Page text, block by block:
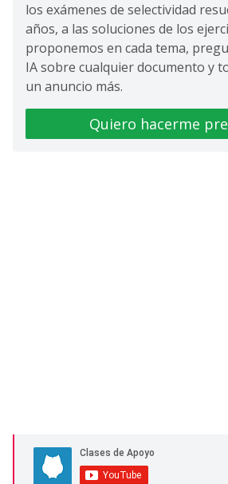
los exámenes de selectividad
años, a las soluciones de los
proponemos en cada tema,
IA sobre cualquier documento y
un anuncio más.
Quiero hacerme